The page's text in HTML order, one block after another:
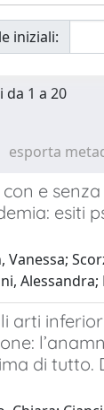
iniziali:
1 a 20
esporta
e
esiti
Vanessa;
Alessandra;
arti
di tutto.